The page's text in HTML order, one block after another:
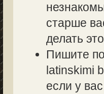
старше
делать
Пишите
latinskimi
если у